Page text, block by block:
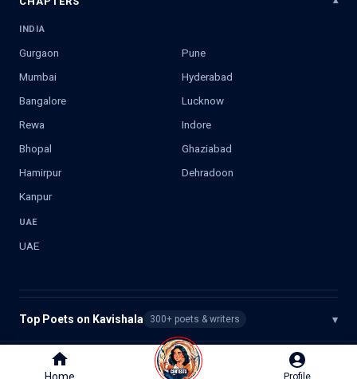
Home Profile
Home Profile
INDIA
Gurgaon
Pune
Mumbai
Hyderabad
Bangalore
Lucknow
Rewa
Indore
Bhopal
Ghaziabad
Hamirpur
Dehradoon
Kanpur
UAE
UAE
Top Poets on Kavishala 300+ poets & writers ▾
Kavishala. All rights reserved.